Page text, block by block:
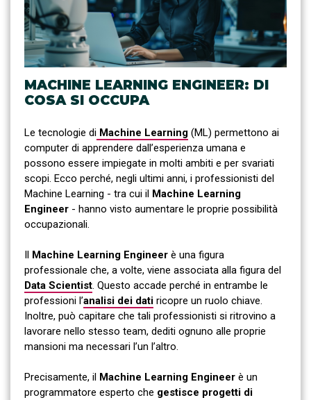
MACHINE LEARNING ENGINEER: DI
COSA SI OCCUPA
Le tecnologie di Machine Learning (ML) permettono ai
computer di apprendere dall’esperienza umana e
possono essere impiegate in molti ambiti e per svariati
scopi. Ecco perché, negli ultimi anni, i professionisti del
Machine Learning - tra cui il Machine Learning
Engineer - hanno visto aumentare le proprie possibilità
occupazionali.
Machine Learning Engineer è una figura
professionale che, a volte, viene associata alla figura del
Data Scientist. Questo accade perché in entrambe le
professioni l’analisi dei dati ricopre un ruolo chiave.
Inoltre, può capitare che tali professionisti si ritrovino a
lavorare nello stesso team, dediti ognuno alle proprie
mansioni ma necessari l’un l’altro.
Precisamente, il Machine Learning Engineer è un
programmatore esperto che gestisce progetti di